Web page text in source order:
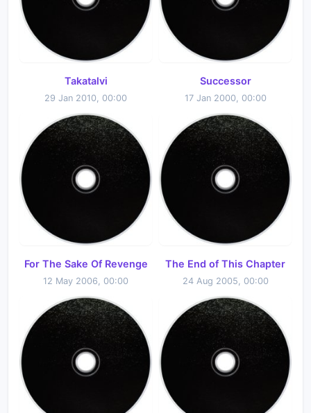
Takatalvi
29 Jan 2010, 00:00
Successor
17 Jan 2000, 00:00
For The Sake Of Revenge
12 May 2006, 00:00
The End of This Chapter
24 Aug 2005, 00:00